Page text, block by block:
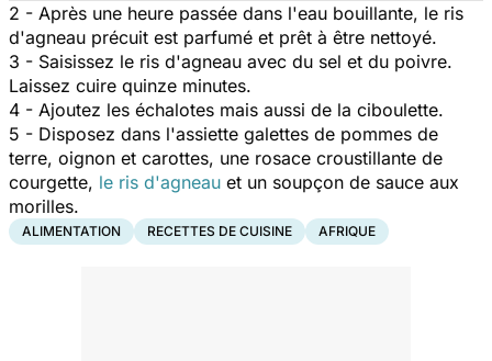
2 - Après une heure passée dans l'eau bouillante, le ris
d'agneau précuit est parfumé et prêt à être nettoyé.
3 - Saisissez le ris d'agneau avec du sel et du poivre.
Laissez cuire quinze minutes.
4 - Ajoutez les échalotes mais aussi de la ciboulette.
5 - Disposez dans l'assiette galettes de pommes de
terre, oignon et carottes, une rosace croustillante de
courgette, le ris d'agneau et un soupçon de sauce aux
morilles.
ALIMENTATION RECETTES DE CUISINE AFRIQUE